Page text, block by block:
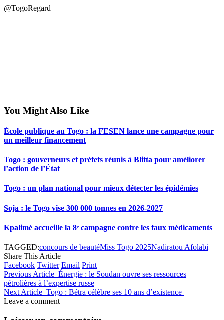
@TogoRegard
You Might Also Like
École publique au Togo : la FESEN lance une campagne pour
un meilleur financement
Togo : gouverneurs et préfets réunis à Blitta pour améliorer
l’action de l’État
Togo : un plan national pour mieux détecter les épidémies
Soja : le Togo vise 300 000 tonnes en 2026-2027
Kpalimé accueille la 8ᵉ campagne contre les faux médicaments
TAGGED:concours de beautéMiss Togo 2025Nadiratou Afolabi
Share This Article
Facebook Twitter Email Print
Previous Article Énergie : le Soudan ouvre ses ressources
pétrolières à l’expertise russe
Next Article Togo : Bétra célèbre ses 10 ans d’existence
Leave a comment